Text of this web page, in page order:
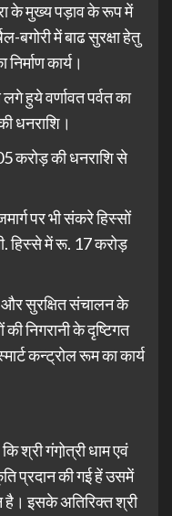
के मुख्य पड़ाव के रूप में
बगोरी में बाढ सुरक्षा हेतु
कार्य।
हुये वर्णावत पर्वत का
धनराशि।
करोड़ की धनराशि से
पर भी संकरे हिस्सों
हिस्से में रू. 17 करोड़
और सुरक्षित संचालन के
की निगरानी के दृष्टिगत
कन्ट्रोल रूम का कार्य
श्री गंगो़त्री धाम एवं
प्रदान की गई हें उसमें
है। इसके अतिरिक्त श्री